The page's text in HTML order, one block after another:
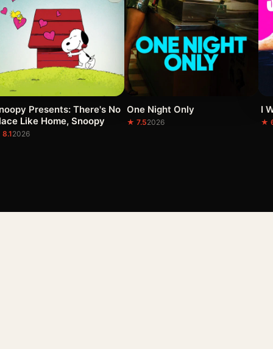
Presents: There's No
Like Home, Snoopy
2026
One Night Only
★ 7.52026
I
★